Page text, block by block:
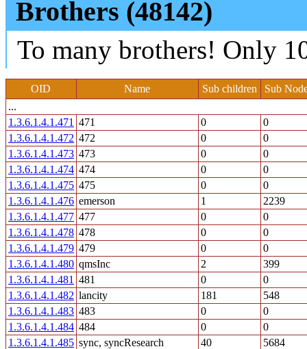
Brothers (48142)
To many brothers! Only
OID Name Sub children
Sub
...
1.3.6.1.4.1.471 471 0
0
1.3.6.1.4.1.472 472 0
0
1.3.6.1.4.1.473 473 0
0
1.3.6.1.4.1.474 474 0
0
1.3.6.1.4.1.475 475 0
0
1.3.6.1.4.1.476 emerson 1
2239
1.3.6.1.4.1.477 477 0
0
1.3.6.1.4.1.478 478 0
0
1.3.6.1.4.1.479 479 0
0
1.3.6.1.4.1.480 qmsInc 2
399
1.3.6.1.4.1.481 481 0
0
1.3.6.1.4.1.482 lancity 181
548
1.3.6.1.4.1.483 483 0
0
1.3.6.1.4.1.484 484 0
0
1.3.6.1.4.1.485 sync, syncResearch 40
5684